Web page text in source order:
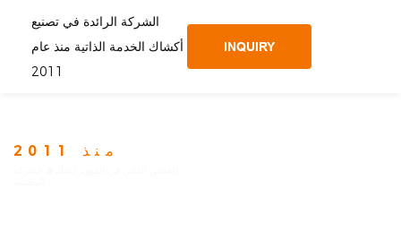
الشركة الرائدة في تصنيع
أكشاك الخدمة الذاتية منذ عام
2011
INQUIRY
منذ 2011